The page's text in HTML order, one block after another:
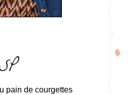
pain de courgettes